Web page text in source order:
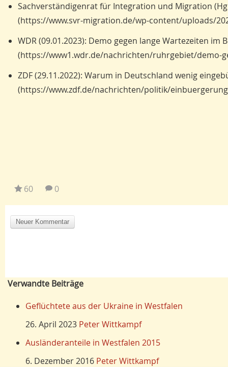
Sachverständigenrat für Integration und Migration
(https://www.svr-migration.de/wp-content/uploads/
WDR (09.01.2023): Demo gegen lange Wartezeiten im
(https://www1.wdr.de/nachrichten/ruhrgebiet/demo-
ZDF (29.11.2022): Warum in Deutschland wenig
(https://www.zdf.de/nachrichten/politik/
60 0
Verwandte Beiträge
Geflüchtete aus der Ukraine in Westfalen
26. April 2023 Peter Wittkampf
Ausländeranteile in Westfalen 2015
6. Dezember 2016 Peter Wittkampf